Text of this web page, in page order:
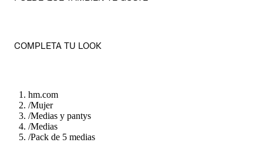
COMPLETA TU LOOK
hm.com
/Mujer
/Medias y pantys
/Medias
/Pack de 5 medias